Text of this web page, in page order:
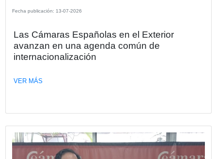
La Embajada de España en Argentina acogió el encuentro
ideas impulsada por la Oficina Económica y Comercial
en Buenos Aires, en el contexto de la visita oficial al
Secretaria de Estado de Comercio de España, Amparo